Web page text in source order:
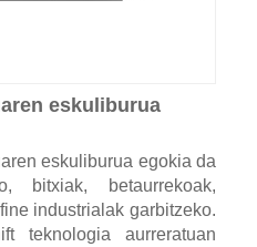
eskuliburua
eskuliburua egokia da
bitxiak, betaurrekoak,
industrialak garbitzeko.
teknologia aurreratuan